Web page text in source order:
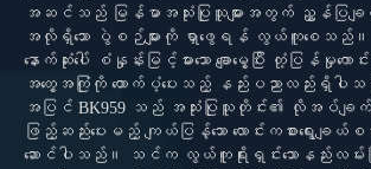
အဆင်သည် မြန်မာအသုံးပြုသူများအတွက် ညွှန်ပြချက်
အလိုရှိသော ပွဲစဉ်များကို ရှာဖွေရန် လွယ်ကူစေသည်
နောက်ဆုံးပေါ် စံနှုန်းမြင့်မားသော ချောမွေ့ပြီး တုံ့ပြန်မှုကေ
အတွေ့အကြုံကို ထောက်ပံ့ပေးသည့် နည်းပညာလည်းရှိပ
အပြင် BK959 သည် အသုံးပြုသူတိုင်း၏ လိုအပ်ချက်မ
ဖြည့်ဆည်းပေးမည့် ကျယ်ပြန့်သော လောင်းကစားရွေးချယ်စရာ
ဆောင်ပါသည်။ သင်က လွယ်ကူရိုးရှင်းသောနည်းလမ်းဖ